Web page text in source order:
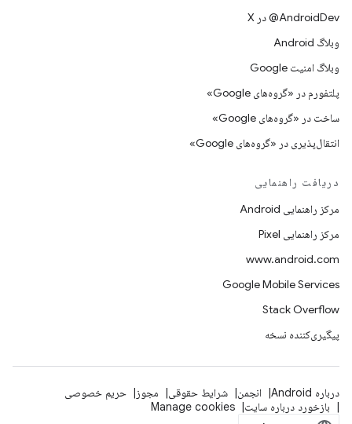
‫‎@AndroidDev در X
وبلاگ Android
وبلاگ امنیت Google
پلتفورم در «گروه‌های Google»
ساخت در «گروه‌های Google»
انتقال‌پذیری در «گروه‌های Google»
دریافت راهنمایی
مرکز راهنمایی Android
مرکز راهنمایی Pixel
www.android.com
Google Mobile Services
Stack Overflow
پیگیری‌کننده نسخه
درباره Android انجمن شرایط حقوقی مجوز
حریم خصوصی
بازخورد درباره سایت
Manage cookies